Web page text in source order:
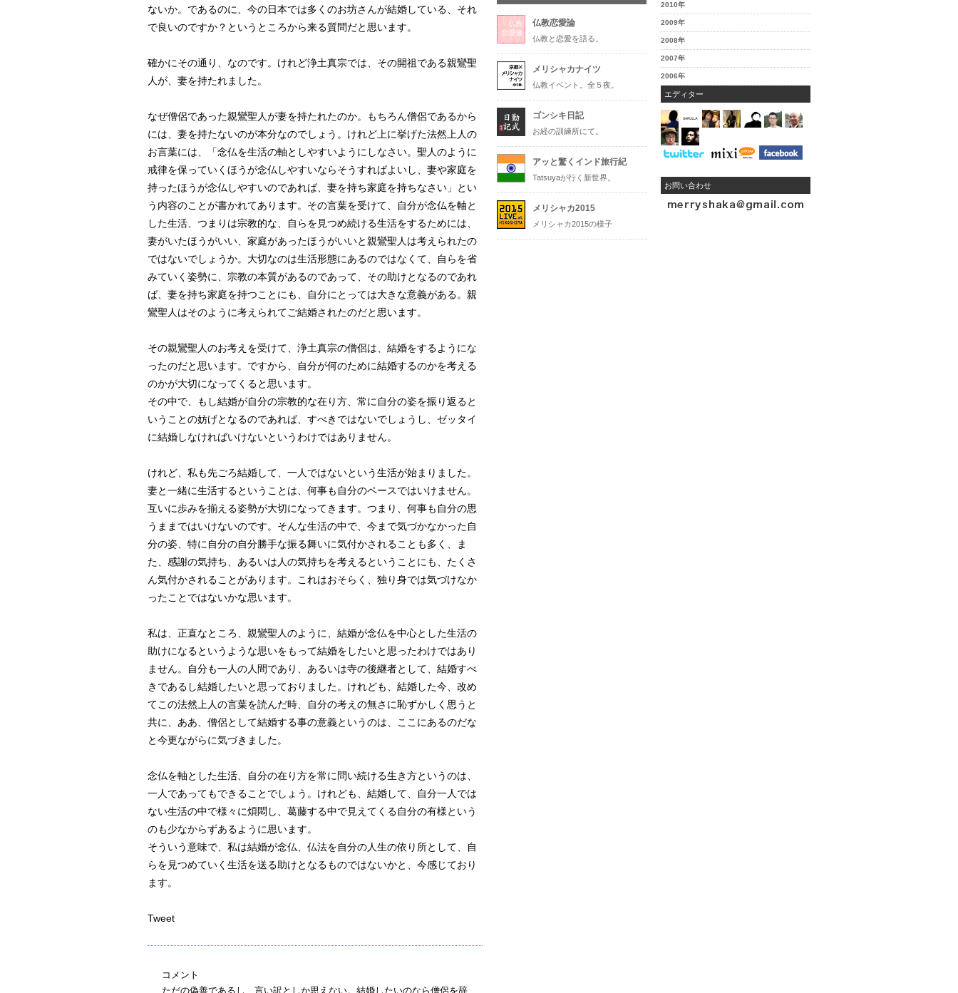
ないか。であるのに、今の日本では多くのお坊さんが結婚している、それ
で良いのですか？というところから来る質問だと思います。
確かにその通り、なのです。けれど浄土真宗では、その開祖である親鸞聖
人が、妻を持たれました。
なぜ僧侶であった親鸞聖人が妻を持たれたのか。もちろん僧侶であるから
には、妻を持たないのが本分なのでしょう。けれど上に挙げた法然上人の
お言葉には、「念仏を生活の軸としやすいようにしなさい。聖人のように
戒律を保っていくほうが念仏しやすいならそうすればよいし、妻や家庭を
持ったほうが念仏しやすいのであれば、妻を持ち家庭を持ちなさい」とい
う内容のことが書かれてあります。その言葉を受けて、自分が念仏を軸と
した生活、つまりは宗教的な、自らを見つめ続ける生活をするためには、
妻がいたほうがいい、家庭があったほうがいいと親鸞聖人は考えられたの
ではないでしょうか。大切なのは生活形態にあるのではなくて、自らを省
みていく姿勢に、宗教の本質があるのであって、その助けとなるのであれ
ば、妻を持ち家庭を持つことにも、自分にとっては大きな意義がある。親
鸞聖人はそのように考えられてご結婚されたのだと思います。
その親鸞聖人のお考えを受けて、浄土真宗の僧侶は、結婚をするようにな
ったのだと思います。ですから、自分が何のために結婚するのかを考える
のかが大切になってくると思います。
その中で、もし結婚が自分の宗教的な在り方、常に自分の姿を振り返ると
いうことの妨げとなるのであれば、すべきではないでしょうし、ゼッタイ
に結婚しなければいけないというわけではありません。
けれど、私も先ごろ結婚して、一人ではないという生活が始まりました。
妻と一緒に生活するということは、何事も自分のペースではいけません。
互いに歩みを揃える姿勢が大切になってきます。つまり、何事も自分の思
うままではいけないのです。そんな生活の中で、今まで気づかなかった自
分の姿、特に自分の自分勝手な振る舞いに気付かされることも多く、ま
た、感謝の気持ち、あるいは人の気持ちを考えるということにも、たくさ
ん気付かされることがあります。これはおそらく、独り身では気づけなか
ったことではないかな思います。
私は、正直なところ、親鸞聖人のように、結婚が念仏を中心とした生活の
助けになるというような思いをもって結婚をしたいと思ったわけではあり
ません。自分も一人の人間であり、あるいは寺の後継者として、結婚すべ
きであるし結婚したいと思っておりました。けれども、結婚した今、改め
てこの法然上人の言葉を読んだ時、自分の考えの無さに恥ずかしく思うと
共に、ああ、僧侶として結婚する事の意義というのは、ここにあるのだな
と今更ながらに気づきました。
念仏を軸とした生活、自分の在り方を常に問い続ける生き方というのは、
一人であってもできることでしょう。けれども、結婚して、自分一人では
ない生活の中で様々に煩悶し、葛藤する中で見えてくる自分の有様という
のも少なからずあるように思います。
そういう意味で、私は結婚が念仏、仏法を自分の人生の依り所として、自
らを見つめていく生活を送る助けとなるものではないかと、今感じており
ます。
Tweet
コメント
ただの偽善であるし、言い訳としか思えない。結婚したいのなら僧侶を辞
仏教恋愛論
仏教と恋愛を語る。
メリシャカナイツ
仏教イベント。全５夜。
ゴンシキ日記
お経の訓練所にて。
アッと驚くインド旅行紀
Tatsuyaが行く新世界。
メリシャカ2015
メリシャカ2015の様子
2010年
2009年
2008年
2007年
2006年
エディター
お問い合わせ